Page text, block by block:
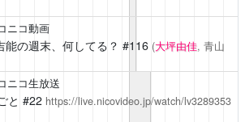
ニコ動画
能の週末、何してる？ #116 (大坪由佳, 青山
ニコ生放送
と #22 https://live.nicovideo.jp/watch/lv3289353